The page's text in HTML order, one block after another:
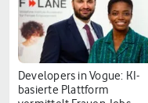
Developers in Vogue: KI-
basierte Plattform